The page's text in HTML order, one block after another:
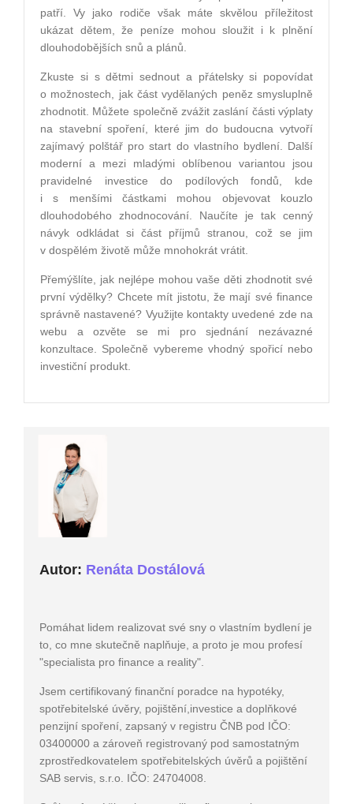
patří. Vy jako rodiče však máte skvělou příležitost
ukázat dětem, že peníze mohou sloužit i k plnění
dlouhodobějších snů a plánů.
Zkuste si s dětmi sednout a přátelsky si popovídat
o možnostech, jak část vydělaných peněz smysluplně
zhodnotit. Můžete společně zvážit zaslání části výplaty
na stavební spoření, které jim do budoucna vytvoří
zajímavý polštář pro start do vlastního bydlení. Další
moderní a mezi mladými oblíbenou variantou jsou
pravidelné investice do podílových fondů, kde
i s menšími částkami mohou objevovat kouzlo
dlouhodobého zhodnocování. Naučíte je tak cenný
návyk odkládat si část příjmů stranou, což se jim
v dospělém životě může mnohokrát vrátit.
Přemýšlíte, jak nejlépe mohou vaše děti zhodnotit své
první výdělky? Chcete mít jistotu, že mají své finance
správně nastavené? Využijte kontakty uvedené zde na
webu a ozvěte se mi pro sjednání nezávazné
konzultace. Společně vybereme vhodný spořicí nebo
investiční produkt.
Autor: Renáta Dostálová
Pomáhat lidem realizovat své sny o vlastním bydlení je
to, co mne skutečně naplňuje, a proto je mou profesí
"specialista pro finance a reality".
Jsem certifikovaný finanční poradce na hypotéky,
spotřebitelské úvěry, pojištění,investice a doplňkové
penzijní spoření, zapsaný v registru ČNB pod IČO:
03400000 a zároveň registrovaný pod samostatným
zprostředkovatelem spotřebitelských úvěrů a pojištění
SAB servis, s.r.o. IČO: 24704008.